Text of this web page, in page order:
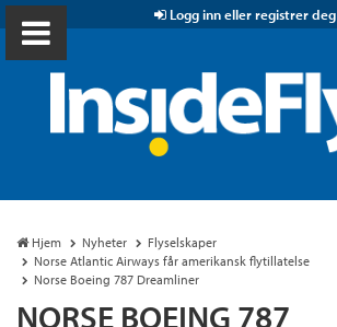
Logg inn eller registrer deg
Hjem Nyheter
Flyselskaper
Norse Atlantic Airways får amerikansk flytillatelse
Norse Boeing 787 Dreamliner
NORSE BOEING 787